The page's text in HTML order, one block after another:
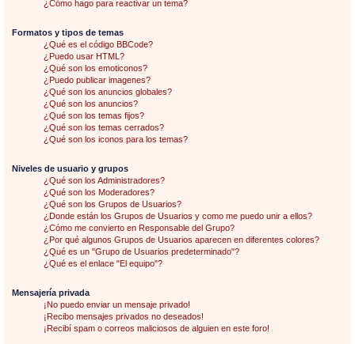
¿Cómo hago para reactivar un tema?
Formatos y tipos de temas
¿Qué es el código BBCode?
¿Puedo usar HTML?
¿Qué son los emoticonos?
¿Puedo publicar imagenes?
¿Qué son los anuncios globales?
¿Qué son los anuncios?
¿Qué son los temas fijos?
¿Qué son los temas cerrados?
¿Qué son los iconos para los temas?
Niveles de usuario y grupos
¿Qué son los Administradores?
¿Qué son los Moderadores?
¿Qué son los Grupos de Usuarios?
¿Donde están los Grupos de Usuarios y como me puedo unir a ellos?
¿Cómo me convierto en Responsable del Grupo?
¿Por qué algunos Grupos de Usuarios aparecen en diferentes colores?
¿Qué es un "Grupo de Usuarios predeterminado"?
¿Qué es el enlace "El equipo"?
Mensajería privada
¡No puedo enviar un mensaje privado!
¡Recibo mensajes privados no deseados!
¡Recibí spam o correos maliciosos de alguien en este foro!